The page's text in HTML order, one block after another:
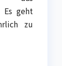
Es geht
zu